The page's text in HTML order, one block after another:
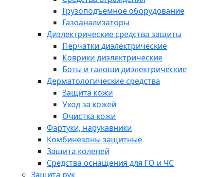
Грузоподъемное оборудование
Газоанализаторы
Диэлектрические средства защиты
Перчатки диэлектрические
Коврики диэлектрические
Боты и галоши диэлектрические
Дерматологические средства
Защита кожи
Уход за кожей
Очистка кожи
Фартуки, нарукавники
Комбинезоны защитные
Защита коленей
Средства оснащения для ГО и ЧС
Защита рук